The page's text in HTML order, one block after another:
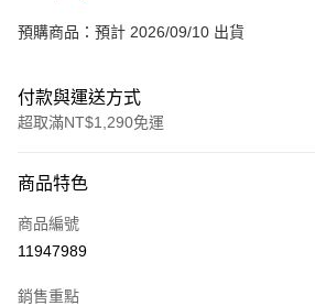
預購商品：預計 2026/09/10 出貨
付款與運送方式
超取滿NT$1,290免運
信用卡一次付款
超商取貨付款
商品特色
商品編號
11947989
銷售重點